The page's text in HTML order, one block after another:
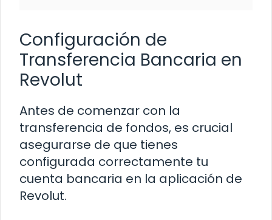
Configuración de
Transferencia Bancaria en
Revolut
Antes de comenzar con la
transferencia de fondos, es crucial
asegurarse de que tienes
configurada correctamente tu
cuenta bancaria en la aplicación de
Revolut.